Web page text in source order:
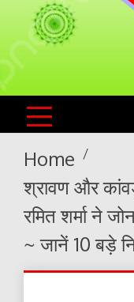
KNLS
India`s No.1
Home
श्रावण और
रमित शर्मा ने
~ जानें 10 बड़े